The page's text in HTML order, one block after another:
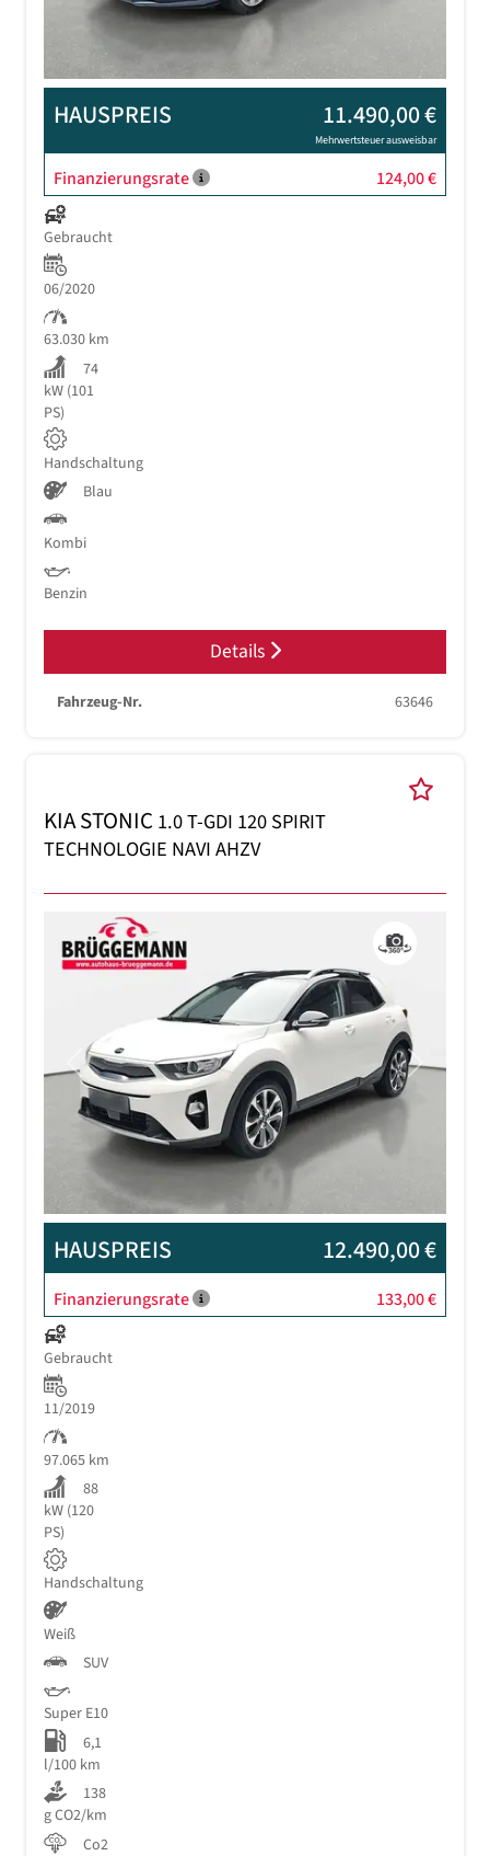
HAUSPREIS 11.490,00 €
Mehrwertsteuer ausweisbar
Finanzierungsrate 124,00 €
Gebraucht
06/2020
63.030 km
74
kW (101
PS)
Handschaltung
Blau
Kombi
Benzin
Details
Fahrzeug-Nr. 63646
KIA STONIC 1.0 T-GDI 120 SPIRIT
TECHNOLOGIE NAVI AHZV
Previous Next
HAUSPREIS 12.490,00 €
Finanzierungsrate 133,00 €
Gebraucht
11/2019
97.065 km
88
kW (120
PS)
Handschaltung
Weiß
SUV
Super E10
6,1
l/100 km
138
g CO2/km
Co2